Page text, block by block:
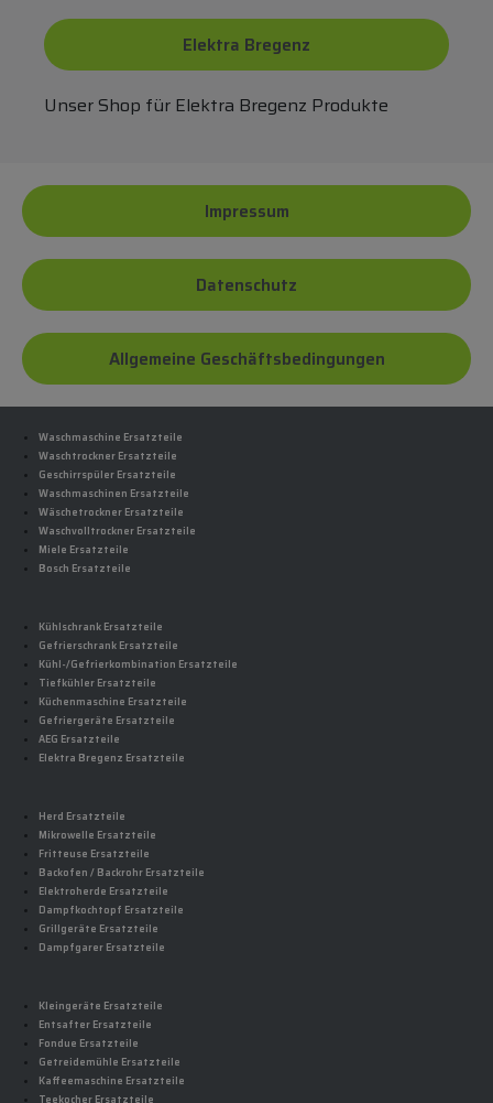
Elektra Bregenz
Unser Shop für Elektra Bregenz Produkte
Impressum
Datenschutz
Allgemeine Geschäftsbedingungen
Waschmaschine Ersatzteile
Waschtrockner Ersatzteile
Geschirrspüler Ersatzteile
Waschmaschinen Ersatzteile
Wäschetrockner Ersatzteile
Waschvolltrockner Ersatzteile
Miele Ersatzteile
Bosch Ersatzteile
Kühlschrank Ersatzteile
Gefrierschrank Ersatzteile
Kühl-/Gefrierkombination Ersatzteile
Tiefkühler Ersatzteile
Küchenmaschine Ersatzteile
Gefriergeräte Ersatzteile
AEG Ersatzteile
Elektra Bregenz Ersatzteile
Herd Ersatzteile
Mikrowelle Ersatzteile
Fritteuse Ersatzteile
Backofen / Backrohr Ersatzteile
Elektroherde Ersatzteile
Dampfkochtopf Ersatzteile
Grillgeräte Ersatzteile
Dampfgarer Ersatzteile
Kleingeräte Ersatzteile
Entsafter Ersatzteile
Fondue Ersatzteile
Getreidemühle Ersatzteile
Kaffeemaschine Ersatzteile
Teekocher Ersatzteile